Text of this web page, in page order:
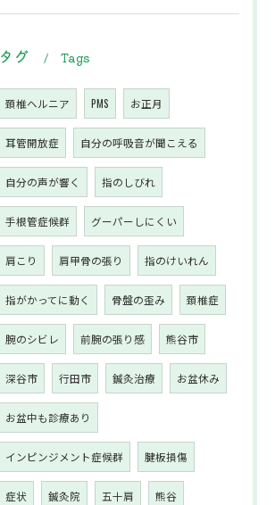
タグ Tags
頚椎ヘルニア PMS お正月
耳管開放症 自分の呼吸音が聞こえる
自分の声が響く 指のしびれ
手根管症候群 グーパーしにくい
肩こり 肩甲骨の張り 指のけいれん
指がかってに動く 骨盤の歪み 頚椎症
腕のシビレ 前腕の張り感 熊谷市
深谷市 行田市 鍼灸治療 お盆休み
お盆中も診療あり
インピンジメント症候群 腱板損傷
症状 鍼灸院 五十肩 熊谷